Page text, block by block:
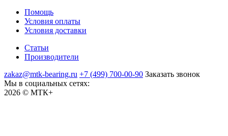
Помощь
Условия оплаты
Условия доставки
Статьи
Производители
zakaz@mtk-bearing.ru +7 (499) 700-00-90 Заказать звонок
Мы в социальных сетях:
2026 © МТК+